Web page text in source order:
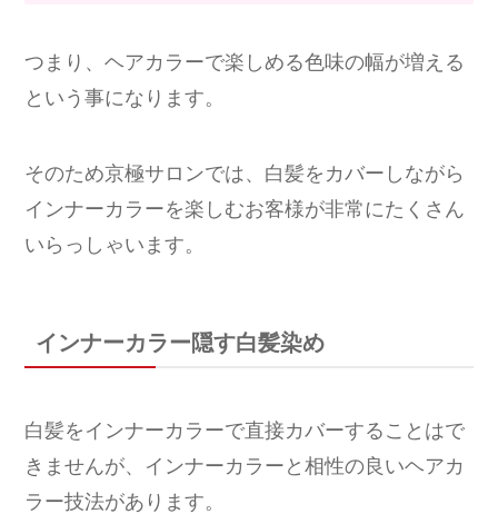
つまり、ヘアカラーで楽しめる色味の幅が増える
という事になります。
そのため京極サロンでは、白髪をカバーしながら
インナーカラーを楽しむお客様が非常にたくさん
いらっしゃいます。
インナーカラー隠す白髪染め
白髪をインナーカラーで直接カバーすることはで
きませんが、インナーカラーと相性の良いヘアカ
ラー技法があります。